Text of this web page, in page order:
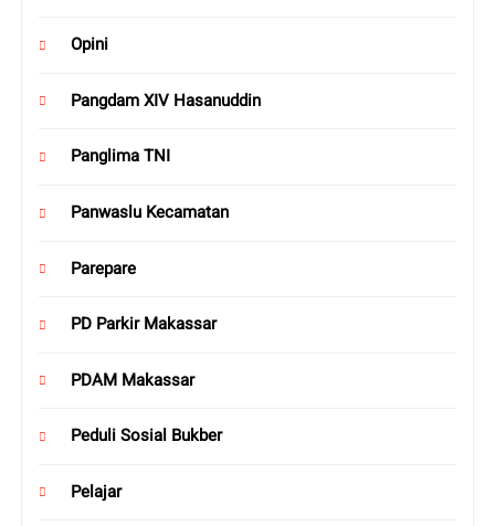
Opini
Pangdam XIV Hasanuddin
Panglima TNI
Panwaslu Kecamatan
Parepare
PD Parkir Makassar
PDAM Makassar
Peduli Sosial Bukber
Pelajar